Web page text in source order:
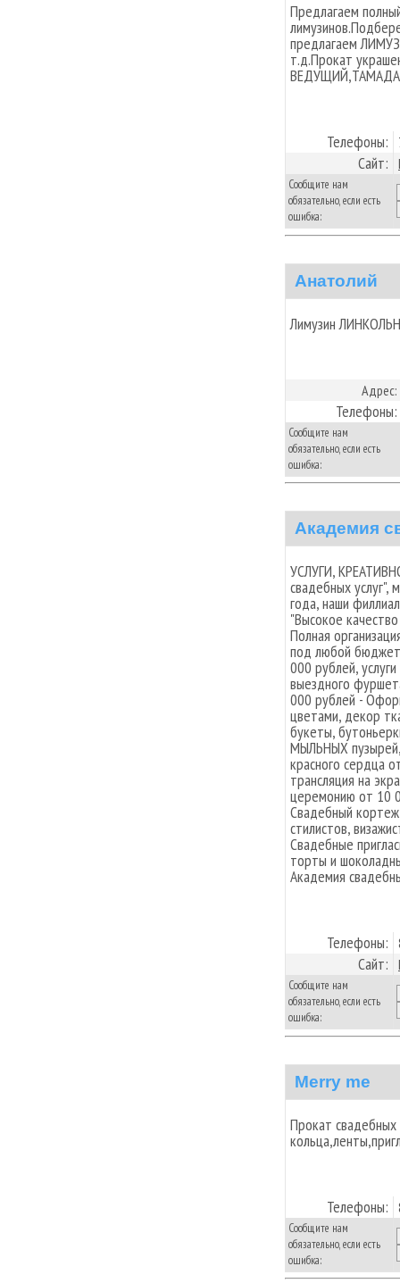
Предлагаем
предлагаем
т.д.Прокат
Телефоны:
Сайт:
Сообщите нам
обязательно, если есть
ошибка:
Анатолий
Лимузин
Адрес:
Телефоны:
Сообщите нам
обязательно, если есть
ошибка:
Академия
УСЛУГИ,
свадебных услуг",
года, наши
"Высокое
Полная
под любой
000 рублей,
выездного
000 рублей -
цветами, декор
букеты,
МЫЛЬНЫХ
красного сердца
трансляция на
церемонию от 10
Свадебный
стилистов,
Свадебные
торты и
Академия
Телефоны:
Сайт:
Сообщите нам
обязательно, если есть
ошибка:
Merry me
Прокат
Телефоны:
Сообщите нам
обязательно, если есть
ошибка: